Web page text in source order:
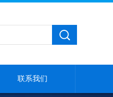
联系我们